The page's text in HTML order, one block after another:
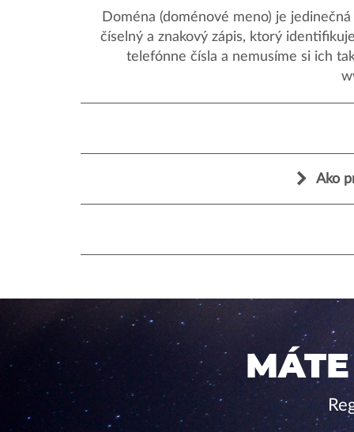
Doména (doménové meno) je
číselný a znakový zápis, ktorý
telefónne čísla a nemusíme si ich
Ako